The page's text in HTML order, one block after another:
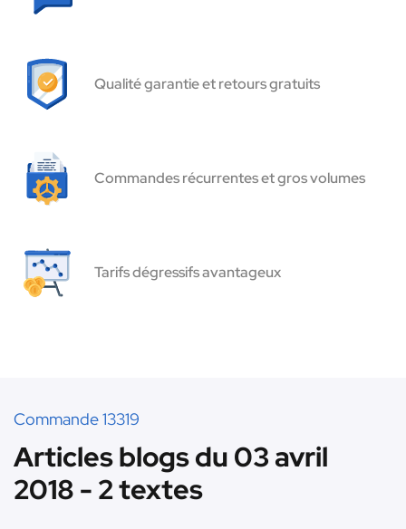
Qualité garantie et retours gratuits
Commandes récurrentes et gros volumes
Tarifs dégressifs avantageux
Commande 13319
Articles blogs du 03 avril
2018 - 2 textes